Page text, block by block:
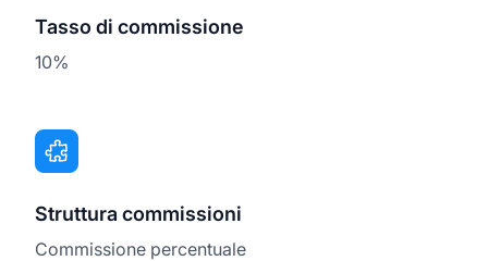
Tasso di commissione
10%
Struttura commissioni
Commissione percentuale